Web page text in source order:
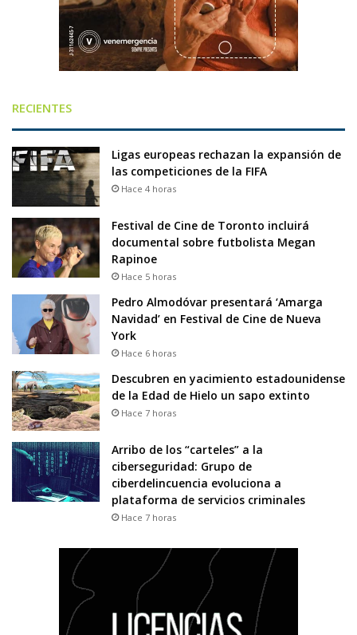
RECIENTES
Ligas europeas rechazan la expansión de
las competiciones de la FIFA
Hace 4 horas
Festival de Cine de Toronto incluirá
documental sobre futbolista Megan
Rapinoe
Hace 5 horas
Pedro Almodóvar presentará ‘Amarga
Navidad’ en Festival de Cine de Nueva
York
Hace 6 horas
Descubren en yacimiento estadounidense
de la Edad de Hielo un sapo extinto
Hace 7 horas
Arribo de los “carteles” a la
ciberseguridad: Grupo de
ciberdelincuencia evoluciona a
plataforma de servicios criminales
Hace 7 horas